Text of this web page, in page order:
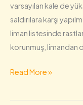
varsayılan kale de
saldırılara karşı
liman listesinde
korunmuş, limandan
Read More »